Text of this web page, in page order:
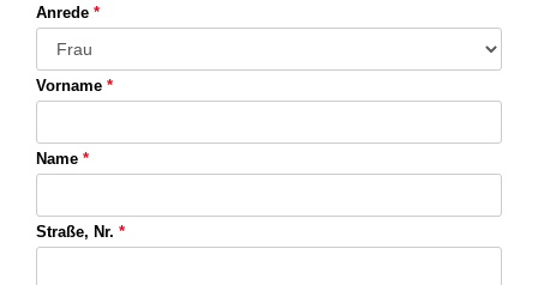
Anrede *
Vorname *
Name *
Straße, Nr. *